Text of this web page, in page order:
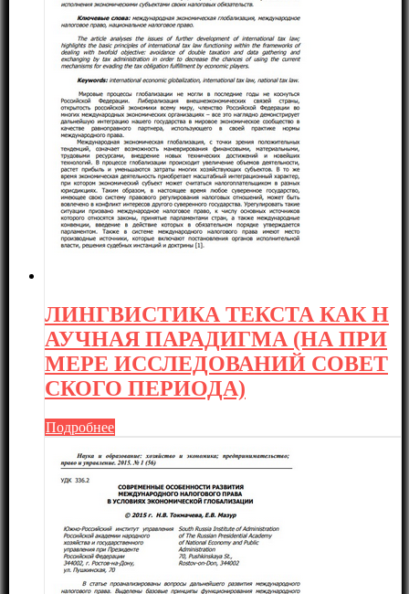
ЛИНГВИСТИКА ТЕКСТА КАК Н
АУЧНАЯ ПАРАДИГМА (НА ПРИ
МЕРЕ ИССЛЕДОВАНИЙ СОВЕТ
СКОГО ПЕРИОДА)
Подробнее